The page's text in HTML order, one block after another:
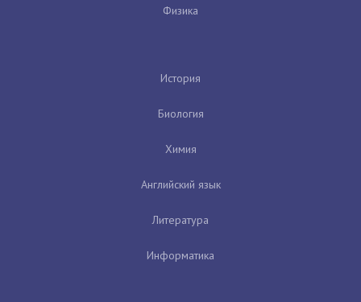
Физика
История
Биология
Химия
Английский язык
Литература
Информатика